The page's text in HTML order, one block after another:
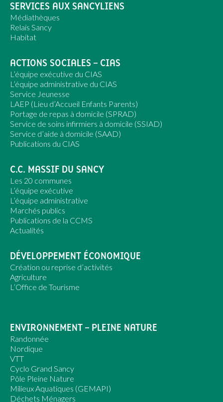
SERVICES AUX SANCYLIENS
Médiathèques
Relais Sancy
Habitat
ACTIONS SOCIALES – CIAS
L’équipe exécutive du CIAS
L’équipe administrative du CIAS
Service Jeunesse
LAEP (Lieu d’Accueil Enfants Parents)
Portage de repas à domicile (SPRAD)
Service de soins infirmiers à domicile (SSIAD)
Service d’aide à domicile (SAAD)
Publications du CIAS
C.C. MASSIF DU SANCY
Les 20 communes
L’équipe exécutive
L’équipe administrative
Marchés publics
Publications de la CCMS
Actualités
DÉVELOPPEMENT ÉCONOMIQUE
Création ou reprise d’activités
Agriculture
L’Office de Tourisme
ENVIRONNEMENT – PLEINE NATURE
Randonnée
Nordique
VTT
Cyclo Grand Sancy
Pôle Pleine Nature
Milieux Aquatiques (GEMAPI)
Déchets Ménagers